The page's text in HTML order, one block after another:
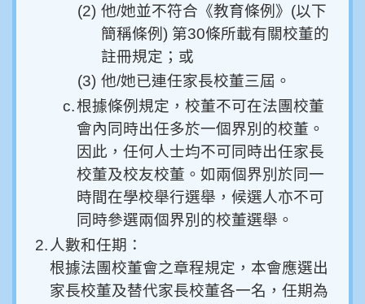
(2) 他/她並不符合《教育條例》(以下
簡稱條例) 第30條所載有關校董的
註冊規定；或
(3) 他/她已連任家長校董三屆。
c.根據條例規定，校董不可在法團校董
會內同時出任多於一個界別的校董。
因此，任何人士均不可同時出任家長
校董及校友校董。如兩個界別於同一
時間在學校舉行選舉，候選人亦不可
同時參選兩個界別的校董選舉。
2. 人數和任期：
根據法團校董會之章程規定，本會應選出
家長校董及替代家長校董各一名，任期為